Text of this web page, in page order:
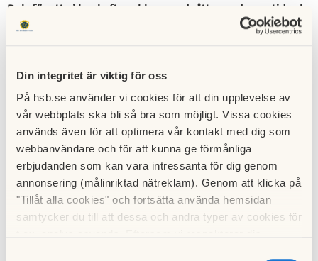
Din integritet är viktig för oss
På hsb.se använder vi cookies för att din upplevelse av
vår webbplats ska bli så bra som möjligt. Vissa cookies
används även för att optimera vår kontakt med dig som
webbanvändare och för att kunna ge förmånliga
erbjudanden som kan vara intressanta för dig genom
annonsering (målinriktad nätreklam). Genom att klicka på
"Tillåt alla cookies" och fortsätta använda hemsidan
samtycker du till att dessa och andra typer av cookies för
Dels för att vi har haft problem med råttor under en tid och
därför viktigt att vi håller ordning kring soporna men även
Sopkasuner för hushållssopor är placerade längs vägen från
husen mot garagen. Matavfall får
papperspåsar och slängs i särskilda behållare för matavfall,
som finns vid nedre ingången och utfarten vid P-hus 1.
Papperspåsar för matavfall finns tillgängliga i varje hus,
vanligtvis i barnvagnsrummet.
På platsen finns en återvinningsstation som hanterar plast,
glas, batterier, metall, tidningar och kartong. Denna station
ägs och underhålls av kommunen.
Grovsopor:För att bli av med grovsopor, såsom större